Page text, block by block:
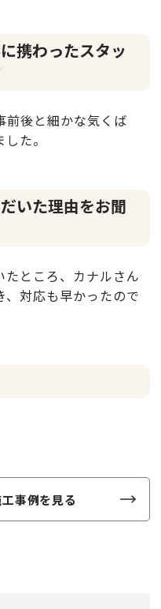
携わったスタッ
前後と細かな気くば
た。
いた理由をお聞
ところ、カナルさん
対応も早かったので
事例を見る